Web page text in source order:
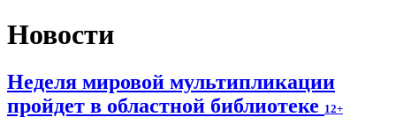
Новости
Неделя мировой мультипликации
пройдет в областной библиотеке 12+